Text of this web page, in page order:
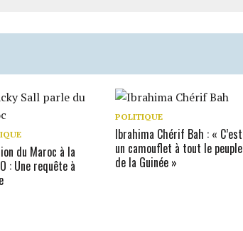
du Maroc à la
: Une requête à
POLITIQUE
Ibrahima Chérif Bah : « C’est
un camouflet à tout le peuple
de la Guinée »